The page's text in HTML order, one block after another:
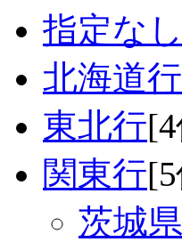
指定なし
北海道行
東北行
関東行
茨城